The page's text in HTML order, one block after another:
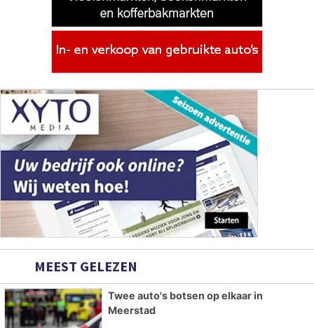
MEEST GELEZEN
Twee auto's botsen op elkaar in
Meerstad